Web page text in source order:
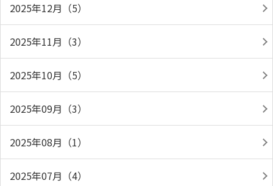
2025年12月（5）
2025年11月（3）
2025年10月（5）
2025年09月（3）
2025年08月（1）
2025年07月（4）